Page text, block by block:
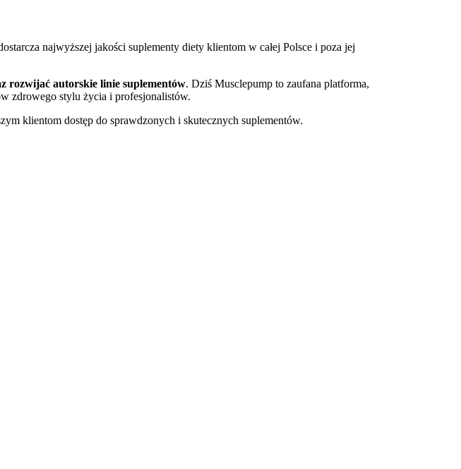
najwyższej jakości suplementy diety klientom w całej Polsce i poza jej
rozwijać autorskie linie suplementów. Dziś Musclepump to zaufana platforma,
zdrowego stylu życia i profesjonalistów.
klientom dostęp do sprawdzonych i skutecznych suplementów.